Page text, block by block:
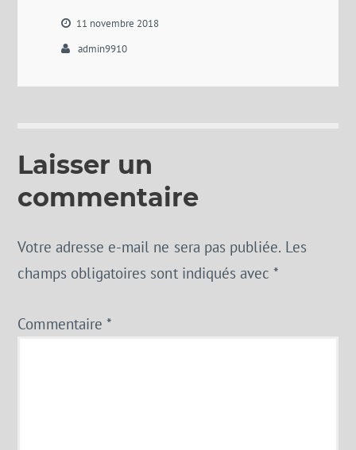
11 novembre 2018
admin9910
Laisser un
commentaire
Votre adresse e-mail ne sera pas publiée. Les
champs obligatoires sont indiqués avec*
Commentaire *